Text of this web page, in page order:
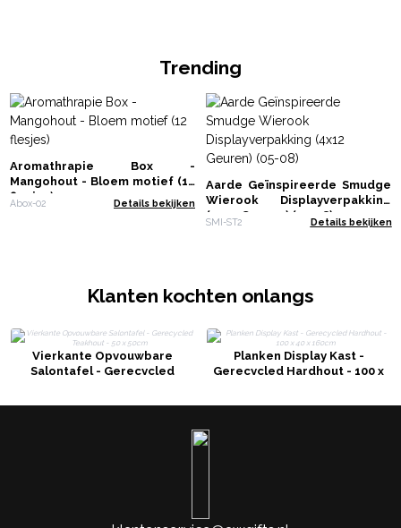
Trending
Aromathrapie Box -
Mangohout - Bloem motief (12
flesjes)
Abox-02 Details bekijken
Aarde Geïnspireerde Smudge
Wierook Displayverpakking
(4x12 Geuren) (05-08)
SMI-ST2 Details bekijken
Klanten kochten onlangs
Vierkante Opvouwbare
Salontafel - Gerecycled
Planken Display Kast -
Gerecycled Hardhout - 100 x